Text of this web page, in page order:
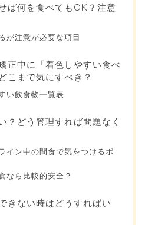
ば何を食べてもOK？注意
が注意が必要な項目
正中に「着色しやすい食べ
こまで気にすべき？
い飲食物一覧表
？どう管理すれば問題なく
イン中の間食で気をつけるポ
なら比較的安全？
きない時はどうすればい